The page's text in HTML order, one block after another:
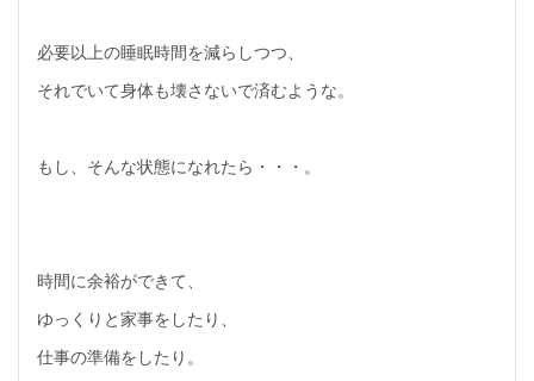
必要以上の睡眠時間を減らしつつ、
それでいて身体も壊さないで済むような。
もし、そんな状態になれたら・・・。
時間に余裕ができて、
ゆっくりと家事をしたり、
仕事の準備をしたり。